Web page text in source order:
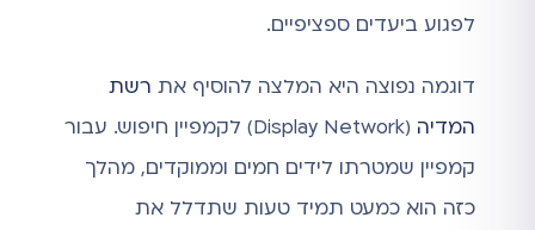
לפגוע ביעדים ספציפיים.
דוגמה נפוצה היא המלצה להוסיף את רשת
המדיה
(Display Network) לקמפיין חיפוש. עבור
קמפיין שמטרתו לידים חמים וממוקדים, מהלך
כזה הוא כמעט תמיד טעות שתדלל את